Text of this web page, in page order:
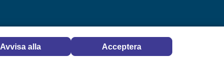
Avvisa alla Acceptera